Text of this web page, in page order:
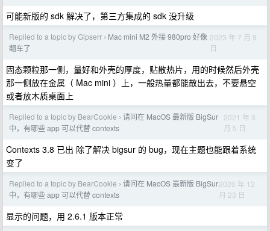
可能新版的 sdk 解决了，第三方集成的 sdk 没升级
Replied to a topic by Gipserr › Mac mini M2 外接 980pro 好像
翻车了
2023 年 7 月 9
日
固态颗粒那一侧，量好和外壳的厚度，贴散热片，用的时候然后外壳
那一侧放在金属（ Mac mini ）上，一般热量都能散出去，不要悬空
或者放木质桌面上
Replied to a topic by BearCookie › 请问在 MacOS 最新版 BigSur
中，有哪些 app 可以代替 contexts
2021 年 3
月 5 日
Contexts 3.8 已出 除了解决 bigsur 的 bug，现在主题也能跟着系统
变了
Replied to a topic by BearCookie › 请问在 MacOS 最新版 BigSur
中，有哪些 app 可以代替 contexts
2020 年 12
月 23 日
显示的问题，用 2.6.1 版本正常